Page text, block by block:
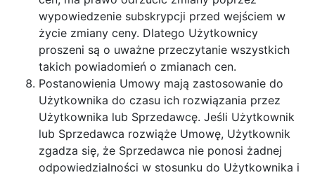
wypowiedzenie subskrypcji przed wejściem w
życie zmiany ceny. Dlatego Użytkownicy
proszeni są o uważne przeczytanie wszystkich
takich powiadomień o zmianach cen.
Postanowienia Umowy mają zastosowanie do
Użytkownika do czasu ich rozwiązania przez
Użytkownika lub Sprzedawcę. Jeśli Użytkownik
lub Sprzedawca rozwiąże Umowę, Użytkownik
zgadza się, że Sprzedawca nie ponosi żadnej
odpowiedzialności w stosunku do Użytkownika i